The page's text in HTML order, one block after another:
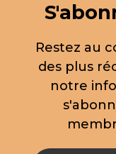
Restez au
des plus
notre